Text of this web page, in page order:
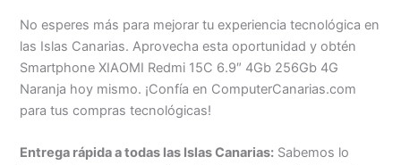
No esperes más para mejorar tu experiencia tecnológica en
las Islas Canarias. Aprovecha esta oportunidad y obtén
Smartphone XIAOMI Redmi 15C 6.9″ 4Gb 256Gb 4G
Naranja hoy mismo. ¡Confía en ComputerCanarias.com
para tus compras tecnológicas!
Entrega rápida a todas las Islas Canarias: Sabemos lo